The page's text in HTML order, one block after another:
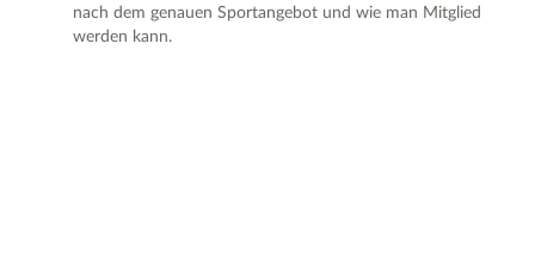
nach dem genauen Sportangebot und wie man Mitglied
werden kann.